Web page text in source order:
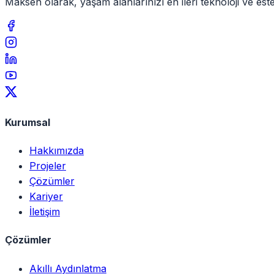
Kurumsal
Hakkımızda
Projeler
Çözümler
Kariyer
İletişim
Çözümler
Akıllı Aydınlatma